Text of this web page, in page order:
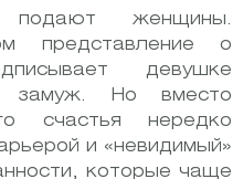
подают женщины.
представление о
девушке
замуж. Но вместо
счастья нередко
и «невидимый»
которые чаще